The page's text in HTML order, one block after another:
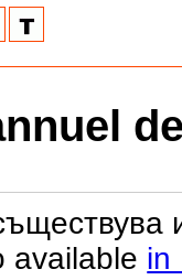
available in